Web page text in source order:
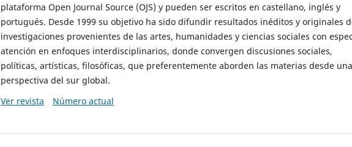
plataforma Open Journal Source (OJS) y pueden ser escritos en castellano, inglés y
portugués. Desde 1999 su objetivo ha sido difundir resultados inéditos y originales
investigaciones provenientes de las artes, humanidades y ciencias sociales con
atención en enfoques interdisciplinarios, donde convergen discusiones sociales,
políticas, artísticas, filosóficas, que preferentemente aborden las materias desde una
perspectiva del sur global.
Ver revista
Número actual